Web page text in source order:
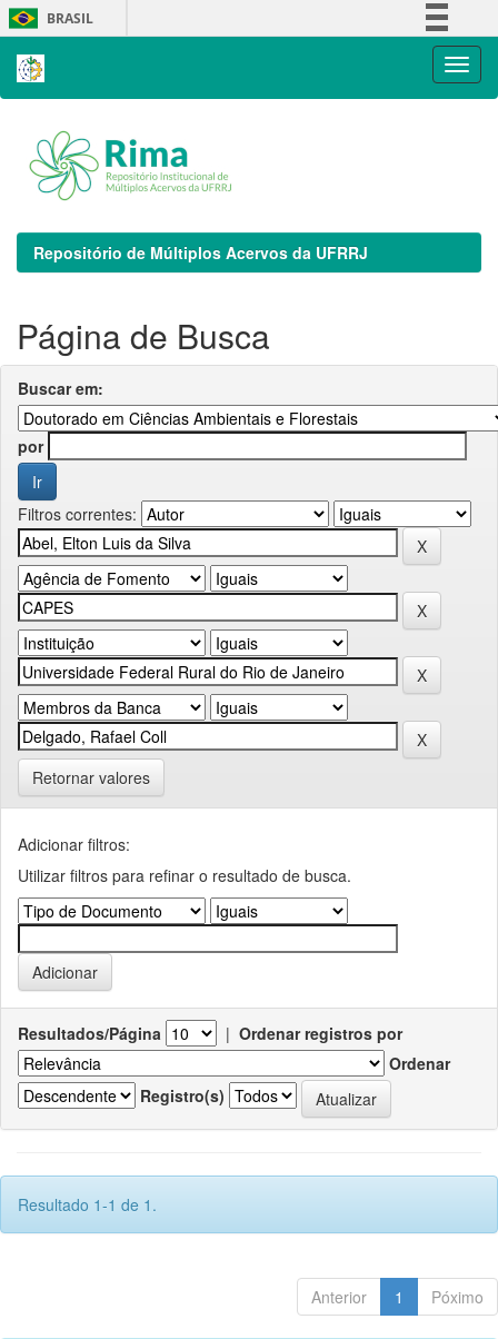
Skip
navigation
BRASIL
Repositório de Múltiplos Acervos da UFRRJ
Página de Busca
Buscar em:
por
Filtros correntes:
Retornar valores
Adicionar filtros:
Utilizar filtros para refinar o resultado de busca.
Resultados/Página | Ordenar registros por
Ordenar
Registro(s)
Resultado 1-1 de 1.
Anterior 1 Póximo